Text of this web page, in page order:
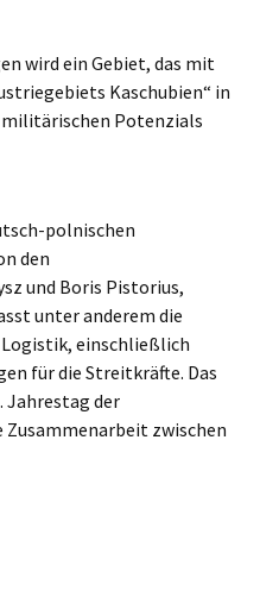
wird ein Gebiet, das mit
Kaschubien“ in
militärischen Potenzials
polnischen
den
und Boris Pistorius,
unter anderem die
einschließlich
für die Streitkräfte. Das
Jahrestag der
Zusammenarbeit zwischen